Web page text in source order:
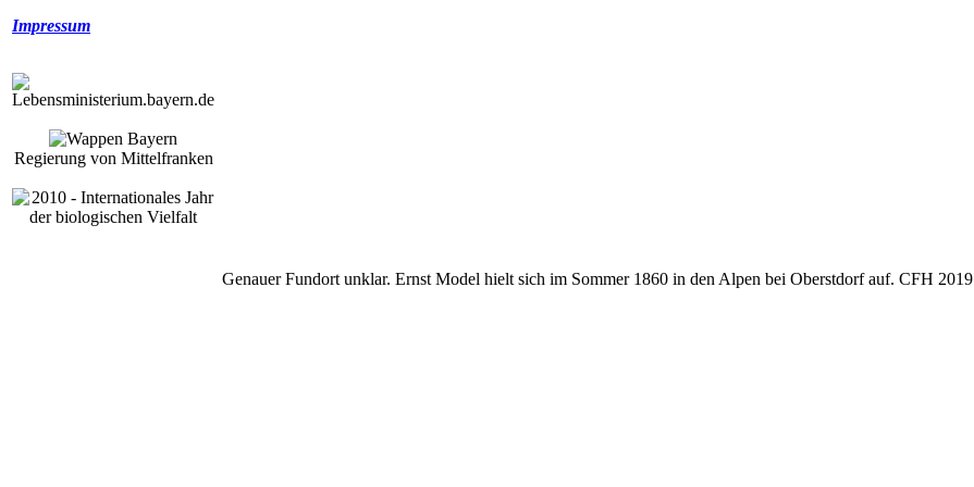
Impressum
Regierung von Mittelfranken
Genauer Fundort unklar. Ernst Model hielt sich im Sommer 1860 in den Alpen bei Oberstdorf auf. CFH 2019